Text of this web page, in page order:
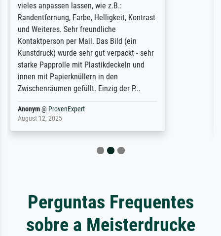
Annunciation by Fra Angelico from a very
large and popular American "art/poster"
site advertising giclee print quality. The
quality for a large print was atrocious. They
refunded me when I sent pictures of the
blurry print vs. a Wikipedia commons
representation. They stated they couldn't
do ...
Anonym@ProvenExpert
December 4, 2025
Perguntas Frequentes
sobre a Meisterdrucke